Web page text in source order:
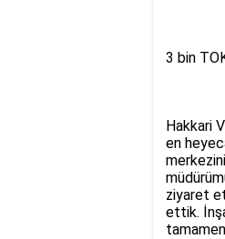
3 bin
Hakkari
en
ziyaret
ettik.